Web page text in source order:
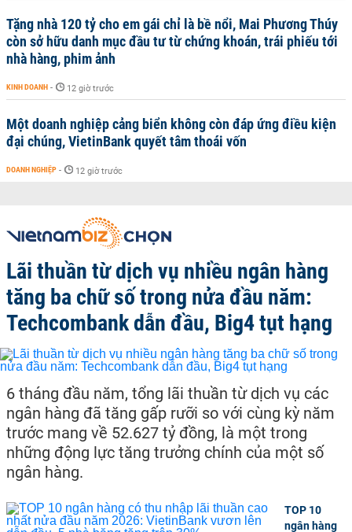
Tặng nhà 120 tỷ cho em gái chỉ là bề nổi, Mai Phương Thúy
còn sở hữu danh mục đầu tư từ chứng khoán, trái phiếu tới
nhà hàng, phim ảnh
KINH DOANH - 12 giờ trước
Một doanh nghiệp cảng biển không còn đáp ứng điều kiện
đại chúng, VietinBank quyết tâm thoái vốn
DOANH NGHIỆP - 12 giờ trước
Lãi thuần từ dịch vụ nhiều ngân hàng
tăng ba chữ số trong nửa đầu năm:
Techcombank dẫn đầu, Big4 tụt hạng
6 tháng đầu năm, tổng lãi thuần từ dịch vụ các
ngân hàng đã tăng gấp rưỡi so với cùng kỳ năm
trước mang về 52.627 tỷ đồng, là một trong
những động lực tăng trưởng chính của một số
ngân hàng.
TOP 10
ngân hàng